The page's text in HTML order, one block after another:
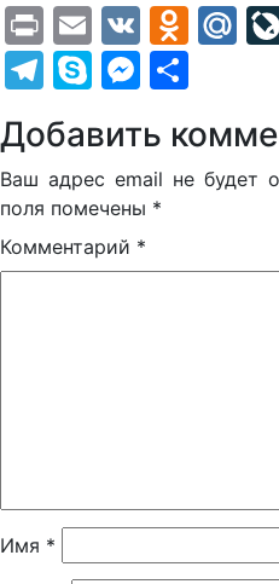
PrintEmail
VK
Telegram
Skype
Добавить
Ваш адрес email не будет
поля помечены *
Комментарий *
Имя *